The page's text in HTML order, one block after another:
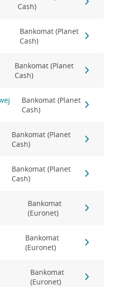
Cash)
Bankomat (Planet
Cash)
Bankomat (Planet
Cash)
Bankomat (Planet
Cash)
Bankomat (Planet
Cash)
Bankomat (Planet
Cash)
Bankomat
(Euronet)
Bankomat
(Euronet)
Bankomat
(Euronet)